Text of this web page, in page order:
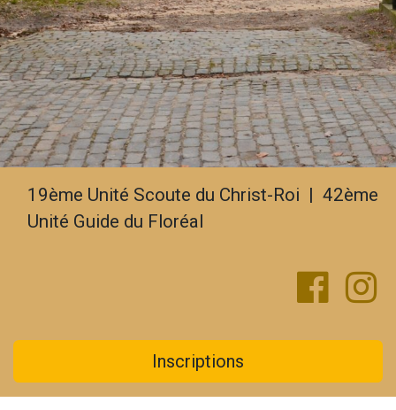
19ème Unité Scoute du Christ-Roi | 42ème
Unité Guide du Floréal
Inscriptions